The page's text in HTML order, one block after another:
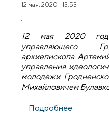
12 мая, 2020 - 13:53
12 мая 2020 года
управляющего
архиепископа
управления
молодежи
Михайловичем
Подробнее
Артемия